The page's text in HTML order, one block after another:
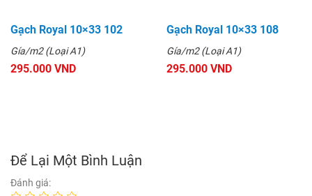
Gạch Royal 10×33 102
Gía/m2 (Loại A1)
295.000 VND
Gạch Royal 10×33 108
Gía/m2 (Loại A1)
295.000 VND
Để Lại Một Bình Luận
Đánh giá: